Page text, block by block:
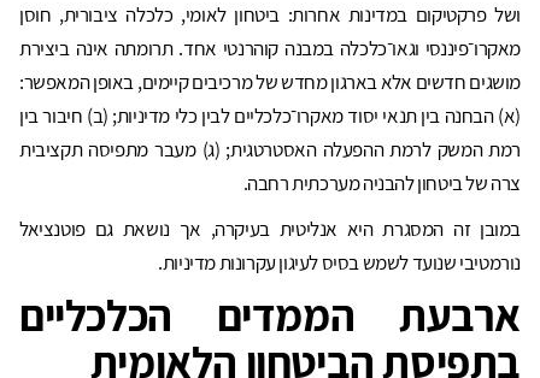
ושל פרקטיקום במדינות אחרות: ביטחון לאומי, כלכלה ציבורית, חוסן
מאקרו־פיננסי וגאו־כלכלה במבנה קוהרנטי אחד. תרומתה אינה ביצירת
מושגים חדשים אלא בארגון מחדש של מרכיבים קיימים, באופן המאפשר:
(א) הבחנה בין תנאי יסוד מאקרו־כלכליים לבין כלי מדיניות; (ב) חיבור בין
רמת המשק לרמת ההפעלה האסטרטגית; (ג) מעבר מתפיסה תקציבית
צרה של ביטחון להבניה מערכתית רחבה.
במובן זה המסגרת היא אנליטית בעיקרה, אך נושאת גם פוטנציאל
נורמטיבי שנועד לשמש בסיס לעיגון עקרונות מדיניות.
ארבעת הממדים הכלכליים
בתפיסת הביטחון הלאומית